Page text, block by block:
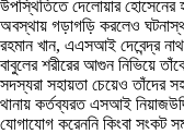
উপস্থিতিতে দেলোয়ার হোসেনের
অবস্থায় গড়াগড়ি করলেও
রহমান খান, এএসআই দেবেন্দ্র
বাবুলের শরীরের আগুন নিভিয়ে
সদস্যরা সহায়তা চেয়েও তাঁদের
থানায় কর্তব্যরত এসআই
যোগাযোগ করেননি কিংবা সংকট